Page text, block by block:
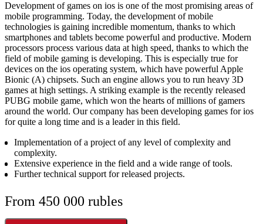
Development of games on ios is one of the most promising areas of
mobile programming. Today, the development of mobile
technologies is gaining incredible momentum, thanks to which
smartphones and tablets become powerful and productive. Modern
processors process various data at high speed, thanks to which the
field of mobile gaming is developing. This is especially true for
devices on the ios operating system, which have powerful Apple
Bionic (A) chipsets. Such an engine allows you to run heavy 3D
games at high settings. A striking example is the recently released
PUBG mobile game, which won the hearts of millions of gamers
around the world. Our company has been developing games for ios
for quite a long time and is a leader in this field.
Implementation of a project of any level of complexity and
complexity.
Extensive experience in the field and a wide range of tools.
Further technical support for released projects.
From 450 000 rubles